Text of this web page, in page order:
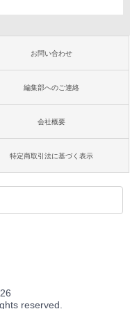
お問い合わせ
編集部へのご連絡
会社概要
特定商取引法に基づく表示
reserved.